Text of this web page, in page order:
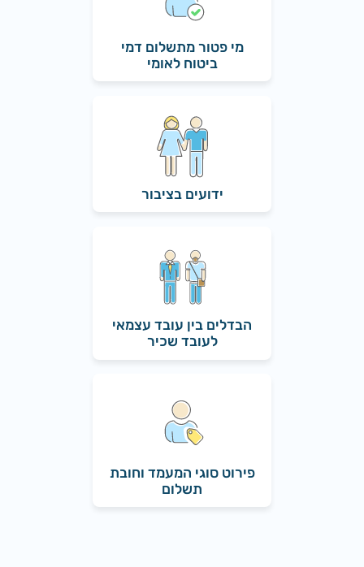
מי פטור מתשלום דמי
ביטוח לאומי
ידועים בציבור
הבדלים בין עובד עצמאי
לעובד שכיר
פירוט סוגי המעמד וחובת
תשלום